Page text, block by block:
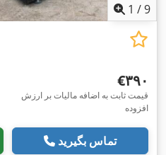
1 /9
‎€۳۹۰
قیمت ثابت به اضافه مالیات بر ارزش
افزوده
تماس بگیرید